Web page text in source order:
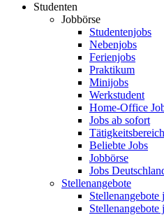
Studenten
Jobbörse
Studentenjobs
Nebenjobs
Ferienjobs
Praktikum
Minijobs
Werkstudent
Home-Office
Jobs ab sofort
Beliebte Jobs
Jobbörse
Jobs
Stellenangebote
Stellenangebote
Stellenangebote